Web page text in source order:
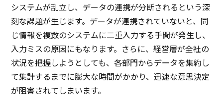
システムが乱立し、データの連携が分断されるという深
刻な課題が生じます。データが連携されていないと、同
じ情報を複数のシステムに二重入力する手間が発生し、
入力ミスの原因にもなります。さらに、経営層が全社の
状況を把握しようとしても、各部門からデータを集約し
て集計するまでに膨大な時間がかかり、迅速な意思決定
が阻害されてしまいます。